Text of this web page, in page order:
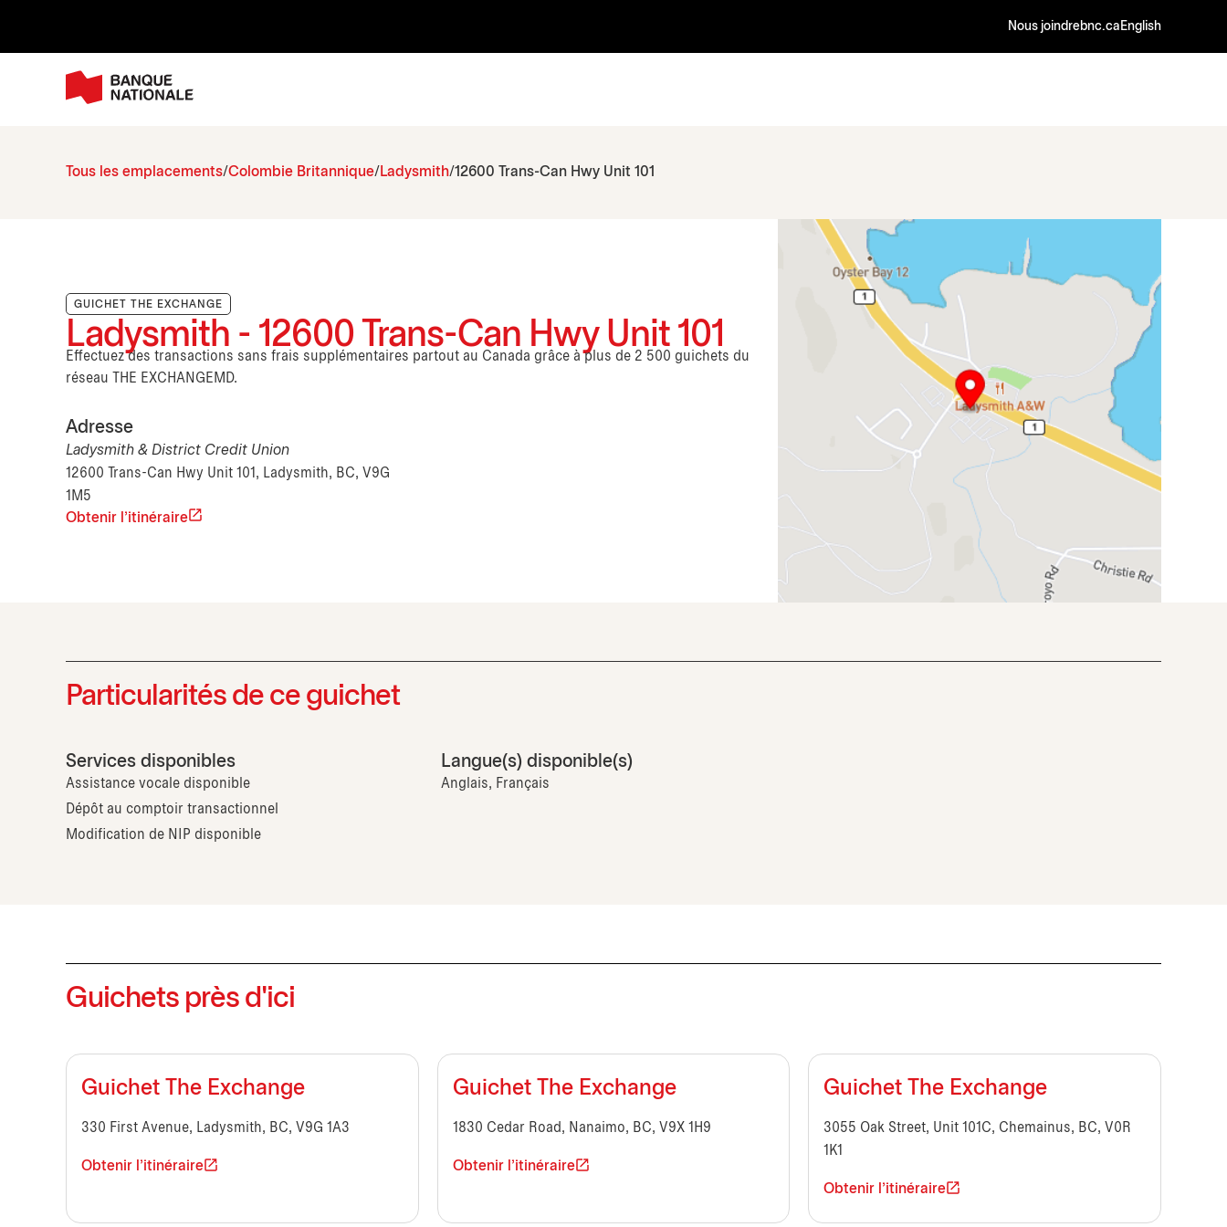
Nous joindrebnc.ca English
Tous les emplacements Colombie Britannique Ladysmith 12600 Trans-Can Hwy Unit 101
GUICHET THE EXCHANGE
Ladysmith - 12600 Trans-Can Hwy Unit 101
Effectuez des transactions sans frais supplémentaires partout au Canada grâce à plus de 2 500 guichets du
réseau THE EXCHANGEMD.
Adresse
Ladysmith & District Credit Union
12600 Trans-Can Hwy Unit 101, Ladysmith, BC, V9G
1M5
Obtenir l'itinéraire
Particularités de ce guichet
Services disponibles
Assistance vocale disponible
Dépôt au comptoir transactionnel
Modification de NIP disponible
Langue(s) disponible(s)
Anglais, Français
Guichets près d'ici
Guichet The Exchange
330 First Avenue, Ladysmith, BC, V9G 1A3
Obtenir l'itinéraire
Guichet The Exchange
1830 Cedar Road, Nanaimo, BC, V9X 1H9
Obtenir l'itinéraire
Guichet The Exchange
3055 Oak Street, Unit 101C, Chemainus, BC, V0R
1K1
Obtenir l'itinéraire